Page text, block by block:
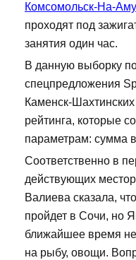
Комсомольск-На-
проходят под
занятия один час.
В данную выборку
спецпредложения
Каменск-
рейтинга, которые
параметрам: сумма
Соответственно в
действующих
Валиева сказала,
пройдет в Сочи, но
ближайшее время не
на рыбу, овощи.